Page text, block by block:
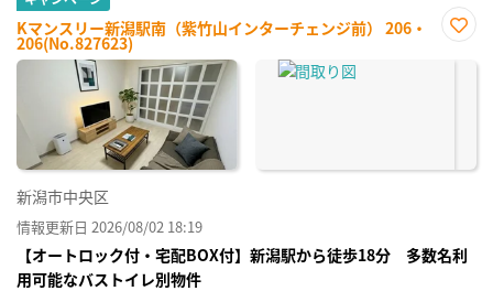
Kマンスリー新潟駅南（紫竹山インターチェンジ前） 206・
206(No.827623)
に入
新潟市中央区
情報更新日 2026/08/02 18:19
【オートロック付・宅配BOX付】新潟駅から徒歩18分 多数名利
用可能なバストイレ別物件